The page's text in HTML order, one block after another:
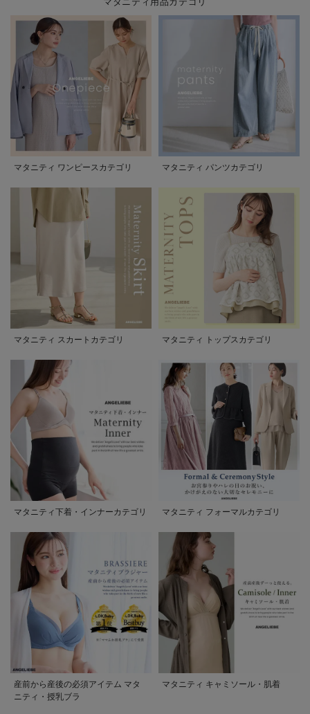
マタニティ ワンピースカテゴリ マタニティ パンツカテゴリ
マタニティ スカートカテゴリ マタニティ トップスカテゴリ
マタニティ下着・インナーカテゴリ マタニティ フォーマルカテゴリ
産前から産後の必須アイテム マタ
ニティ・授乳ブラ
マタニティ キャミソール・肌着